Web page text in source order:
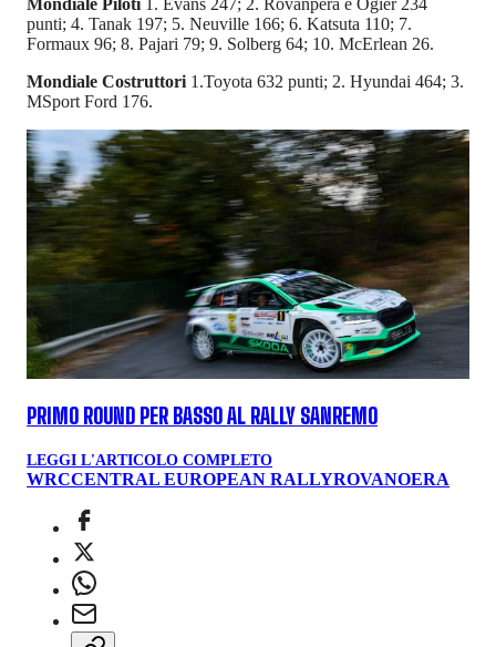
Mondiale Piloti 1. Evans 247; 2. Rovanpera e Ogier 234
punti; 4. Tanak 197; 5. Neuville 166; 6. Katsuta 110; 7.
Formaux 96; 8. Pajari 79; 9. Solberg 64; 10. McErlean 26.
Mondiale Costruttori 1.Toyota 632 punti; 2. Hyundai 464; 3.
MSport Ford 176.
PRIMO ROUND PER BASSO AL RALLY SANREMO
LEGGI L'ARTICOLO COMPLETO
WRCCENTRAL EUROPEAN RALLYROVANOERA